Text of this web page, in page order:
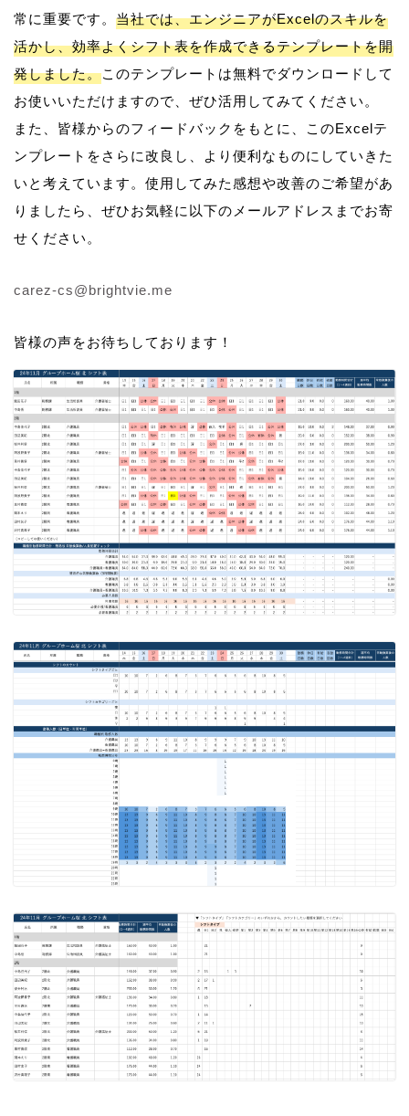
常に重要です。 当社では、エンジニアがExcelのスキルを
活かし、効率よくシフト表を作成できるテンプレートを開
発しました。このテンプレートは無料でダウンロードして
お使いいただけますので、ぜひ活用してみてください。
また、皆様からのフィードバックをもとに、このExcelテ
ンプレートをさらに改良し、より便利なものにしていきた
いと考えています。使用してみた感想や改善のご希望があ
りましたら、ぜひお気軽に以下のメールアドレスまでお寄
せください。
carez-cs@brightvie.me
皆様の声をお待ちしております！